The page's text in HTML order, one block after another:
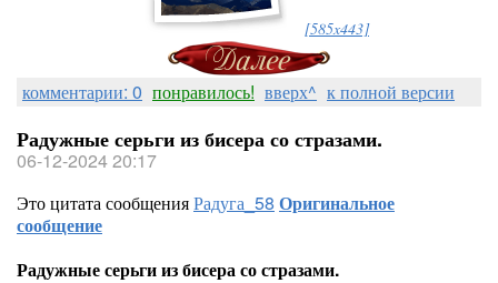
[585x443]
комментарии: 0 понравилось! вверх^ к полной версии
Радужные серьги из бисера со стразами.
06-12-2024 20:17
Это цитата сообщенияРадуга_58 Оригинальное
сообщение
Радужные серьги из бисера со стразами.